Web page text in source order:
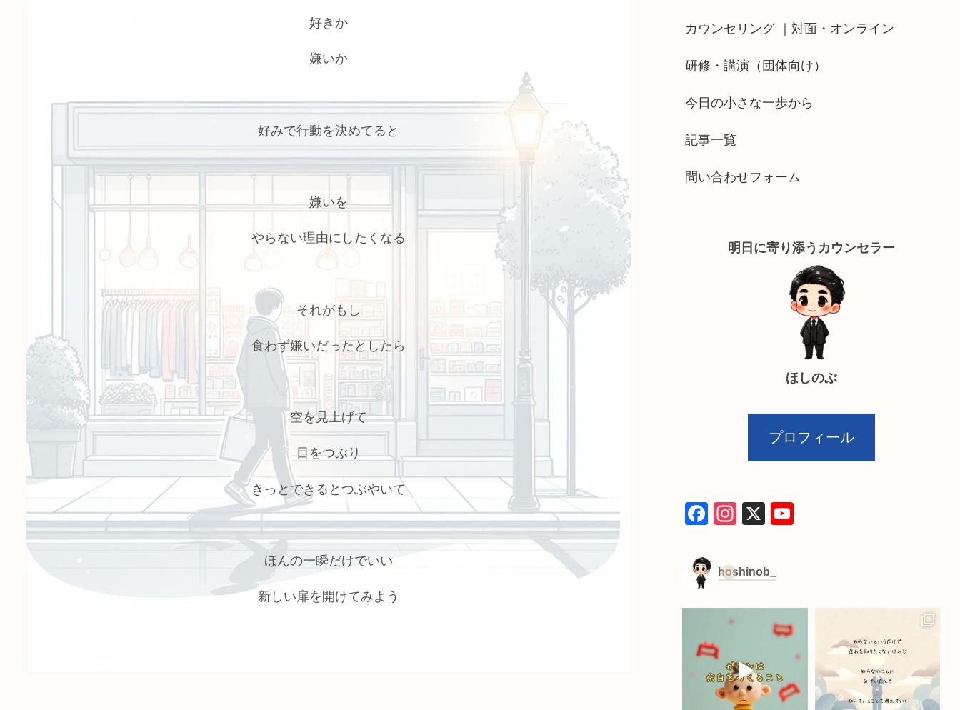
好きか
嫌いか
好みで行動を決めてると
嫌いを
やらない理由にしたくなる
それがもし
食わず嫌いだったとしたら
空を見上げて
目をつぶり
きっとできるとつぶやいて
ほんの一瞬だけでいい
新しい扉を開けてみよう
カウンセリング ｜対面・オンライン
研修・講演（団体向け）
今日の小さな一歩から
記事一覧
問い合わせフォーム
明日に寄り添うカウンセラー
ほしのぶ
プロフィール
F
c
e
b
o
k
In
gr
a
X
u
b
e
h
hoshinob_